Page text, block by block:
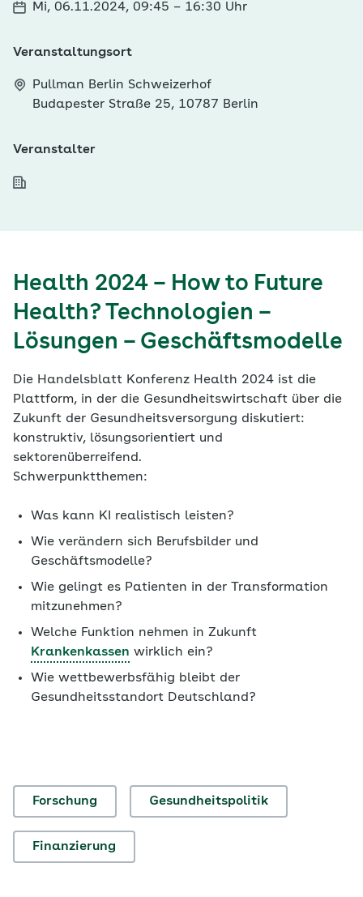
Mi, 06.11.2024, 09:45 – 16:30 Uhr
Veranstaltungsort
Pullman Berlin Schweizerhof
Budapester Straße 25, 10787 Berlin
Veranstalter
Health 2024 – How to Future
Health? Technologien –
Lösungen – Geschäftsmodelle
Die Handelsblatt Konferenz Health 2024 ist die
Plattform, in der die Gesundheitswirtschaft über die
Zukunft der Gesundheitsversorgung diskutiert:
konstruktiv, lösungsorientiert und
sektorenüberreifend.
Schwerpunktthemen:
Was kann KI realistisch leisten?
Wie verändern sich Berufsbilder und
Geschäftsmodelle?
Wie gelingt es Patienten in der Transformation
mitzunehmen?
Welche Funktion nehmen in Zukunft
Krankenkassen wirklich ein?
Wie wettbewerbsfähig bleibt der
Gesundheitsstandort Deutschland?
Forschung Gesundheitspolitik
Finanzierung